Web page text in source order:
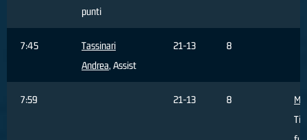
punti
7:45
Tassinari
Andrea, Assist
21-13 8
7:59 21-13 8